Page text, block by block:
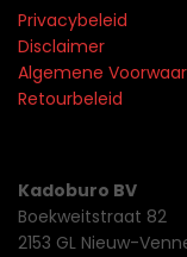
Privacybeleid
Disclaimer
Algemene
Retourbeleid
Kadoburo BV
Boekweitstraat 82
2153 GL Nieuw-